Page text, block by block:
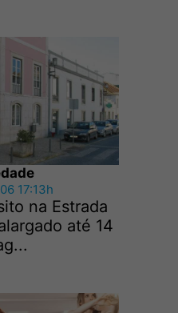
17:13h
na Estrada
até 14